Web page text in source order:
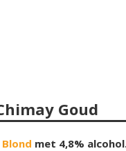
Goud
Blond met 4,8%